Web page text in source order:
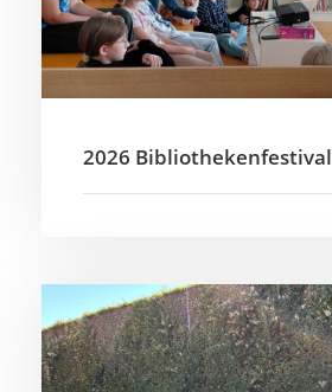
2026 Bibliothekenfestival